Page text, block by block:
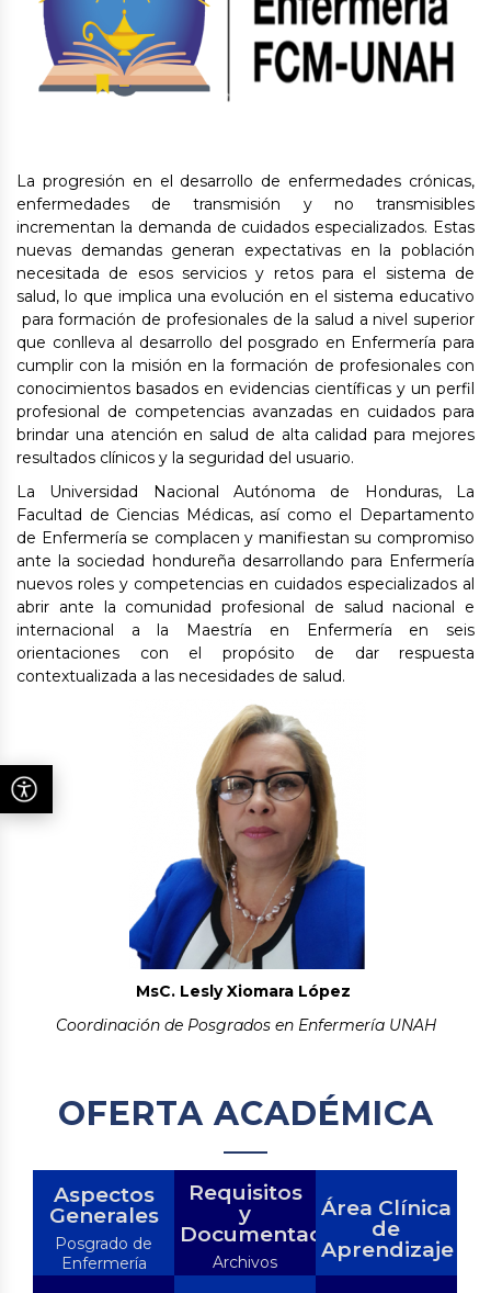
La progresión en el desarrollo de enfermedades crónicas,
enfermedades de transmisión y no transmisibles
incrementan la demanda de cuidados especializados. Estas
nuevas demandas generan expectativas en la población
necesitada de esos servicios y retos para el sistema de
salud, lo que implica una evolución en el sistema educativo
para formación de profesionales de la salud a nivel superior
que conlleva al desarrollo del posgrado en Enfermería para
cumplir con la misión en la formación de profesionales con
conocimientos basados en evidencias científicas y un perfil
profesional de competencias avanzadas en cuidados para
brindar una atención en salud de alta calidad para mejores
resultados clínicos y la seguridad del usuario.
La Universidad Nacional Autónoma de Honduras, La
Facultad de Ciencias Médicas, así como el Departamento
de Enfermería se complacen y manifiestan su compromiso
ante la sociedad hondureña desarrollando para Enfermería
nuevos roles y competencias en cuidados especializados al
abrir ante la comunidad profesional de salud nacional e
internacional a la Maestría en Enfermería en seis
orientaciones con el propósito de dar respuesta
contextualizada a las necesidades de salud.
MsC. Lesly Xiomara López
Coordinación de Posgrados en Enfermería UNAH
OFERTA ACADÉMICA
Aspectos
Generales
Posgrado de
Enfermería
Requisitos
y
Documentación
Archivos
Descargables
Área Clínica
de
Aprendizaje